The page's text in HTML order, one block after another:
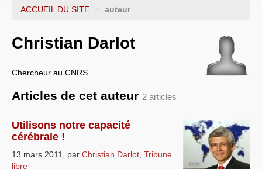
Dossiers
Un éléphant, ça trompe énormément !
Gouvernance mondiale & mondialisation
International
ACCUEIL DU SITE > auteur
Christian Darlot
Chercheur au CNRS.
Articles de cet auteur 2 articles
Utilisons notre capacité
cérébrale !
13 mars 2011 par Christian Darlot Tribune
libre